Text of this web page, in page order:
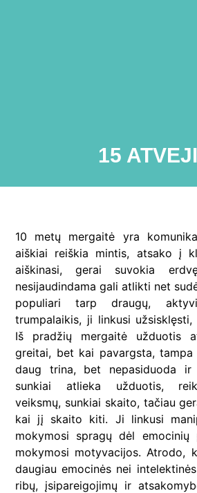
15
10 metų mergaitė yra
aiškiai reiškia mintis, atsako į
aiškinasi, gerai suvokia
nesijaudindama gali atlikti net
populiari tarp draugų,
trumpalaikis, ji linkusi užsisklęsti,
Iš pradžių mergaitė užduotis
greitai, bet kai pavargsta, tampa
daug trina, bet nepasiduoda ir
sunkiai atlieka užduotis,
veiksmų, sunkiai skaito, tačiau
kai jį skaito kiti. Ji linkusi
mokymosi spragų dėl emocinių
mokymosi motyvacijos. Atrodo,
daugiau emocinės nei
ribų, įsipareigojimų ir